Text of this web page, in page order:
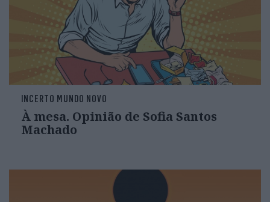
INCERTO MUNDO NOVO
À mesa. Opinião de Sofia Santos
Machado